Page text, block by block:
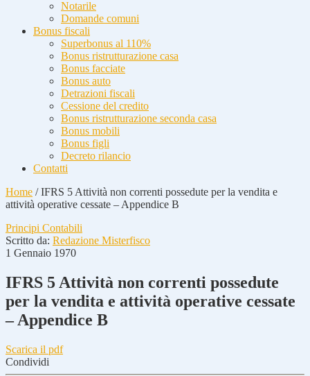
Notarile
Domande comuni
Bonus fiscali
Superbonus al 110%
Bonus ristrutturazione casa
Bonus facciate
Bonus auto
Detrazioni fiscali
Cessione del credito
Bonus ristrutturazione seconda casa
Bonus mobili
Bonus figli
Decreto rilancio
Contatti
Home /IFRS 5 Attività non correnti possedute per la vendita e
attività operative cessate – Appendice B
Principi Contabili
Scritto da: Redazione Misterfisco
1 Gennaio 1970
IFRS 5 Attività non correnti possedute
per la vendita e attività operative cessate
– Appendice B
Scarica il pdf
Condividi